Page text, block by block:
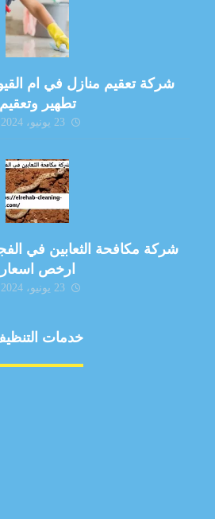
تطهير وتعقيم
23 يونيو، 2024
ارخص اسعار
23 يونيو، 2024
خدمات